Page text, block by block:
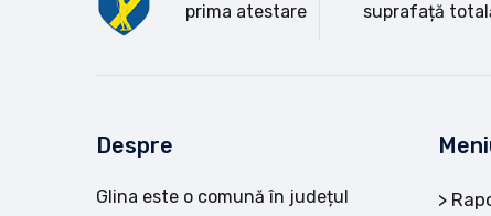
prima atestare suprafață
Despre
Glina este o comună în județul